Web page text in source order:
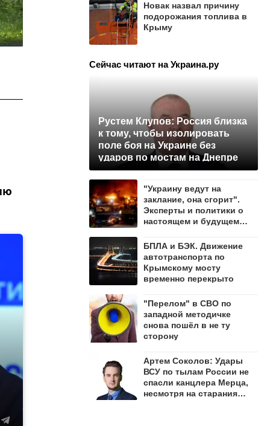
Новак назвал причину
подорожания топлива в
Крыму
Сейчас читают на Украина.ру
Рустем Клупов: Россия близка
к тому, чтобы изолировать
поле боя на Украине без
ударов по мостам на Днепре
"Украину ведут на
заклание, она сгорит".
Эксперты и политики о
настоящем и будущем
БПЛА и БЭК. Движение
автотранспорта по
Крымскому мосту
временно перекрыто
"Перелом" в СВО по
западной методичке
снова пошёл в не ту
сторону
Артем Соколов: Удары
ВСУ по тылам России не
спасли канцлера Мерца,
несмотря на старания